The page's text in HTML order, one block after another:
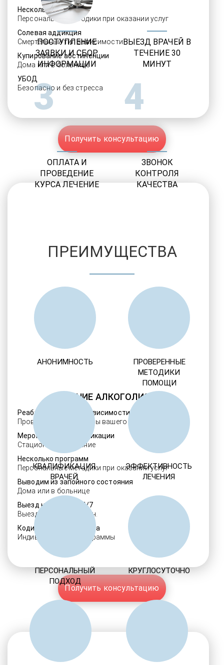
Несколько программ
Персональные методики при оказании услуг
Солевая аддикция
Смертельный тип зависимости
Купирование абстиненции
Дома или в больнице
УБОД
Безопасно и без стресса
Получить консультацию
ЛЕЧЕНИЕ АЛКОГОЛИЗМА
Реабилитация алкозависимости
Проверенные ребцентры вашего региона
Мероприятия детоксикации
Стационарное лечение
Несколько программ
Персональные методики при оказании услуг
Выводим из запойного состояния
Дома или в больнице
Выезд нарколога 24/7
Выезд в течение 30 мин.
Кодировка алкоголизма
Индивидуальные программы
Получить консультацию
ПОСТУПЛЕНИЕ
ЗАЯВКИ И СБОР
ИНФОРМАЦИИ
ВЫЕЗД ВРАЧЕЙ В
ТЕЧЕНИЕ 30
МИНУТ
3
ОПЛАТА И
ПРОВЕДЕНИЕ
КУРСА ЛЕЧЕНИЕ
4
ЗВОНОК
КОНТРОЛЯ
КАЧЕСТВА
ПРЕИМУЩЕСТВА
АНОНИМНОСТЬ
ПРОВЕРЕННЫЕ
МЕТОДИКИ
ПОМОЩИ
КВАЛИФИКАЦИЯ
ВРАЧЕЙ
ЭФФЕКТИВНОСТЬ
ЛЕЧЕНИЯ
ПЕРСОНАЛЬНЫЙ
ПОДХОД
КРУГЛОСУТОЧНО